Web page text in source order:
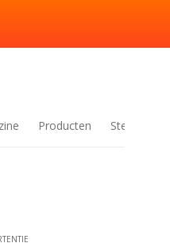
Producten Steden